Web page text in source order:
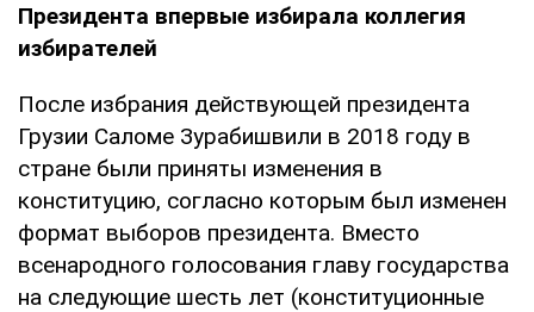
Президента впервые избирала коллегия
избирателей
После избрания действующей президента
Грузии Саломе Зурабишвили в 2018 году в
стране были приняты изменения в
конституцию, согласно которым был изменен
формат выборов президента. Вместо
всенародного голосования главу государства
на следующие шесть лет (конституционные